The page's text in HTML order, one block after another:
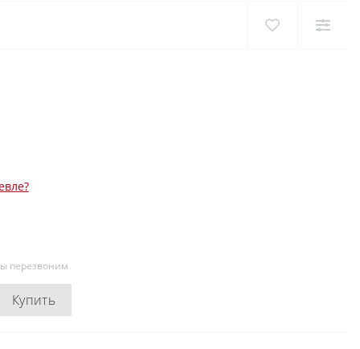
перезвоним
Купить